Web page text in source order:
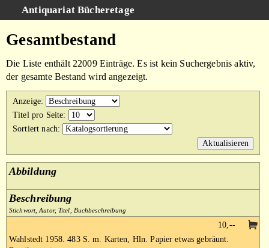
Antiquariat Bücheretage
Gesamtbestand
Warenkorb
AGB
Gesamtbestand
Die Liste enthält 22009 Einträge. Es ist kein Suchergebnis aktiv,
der gesamte Bestand wird angezeigt.
Anzeige:
Titel pro Seite:
Sortiert nach:
Abbildung
Beschreibung
Stichwort, Autor, Titel, Buchbeschreibung
Wahlstedt 1958. 483 S. m. Karten, Hln. Papier etwas gebräunt.
10,--